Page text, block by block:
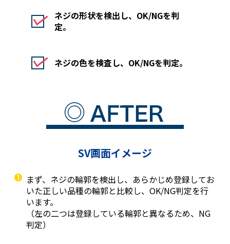
ネジの形状を検出し、OK/NGを判
定。
ネジの色を検査し、OK/NGを判定。
SV画面イメージ
まず、ネジの輪郭を検出し、あらかじめ登録してお
いた正しい品種の輪郭と比較し、OK/NG判定を行
います。
（左の二つは登録している輪郭と異なるため、NG
判定）